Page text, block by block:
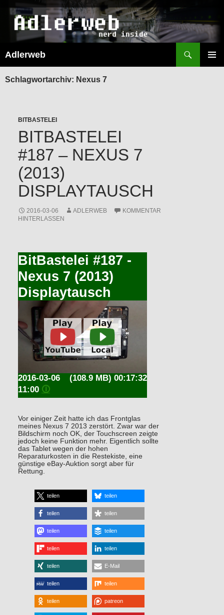
Adlerweb
SPRINGEN
Schlagwortarchiv: Nexus 7
BITBASTELEI
BITBASTELEI
#187 – NEXUS 7
(2013)
DISPLAYTAUSCH
2016-03-06 ADLERWEB
KOMMENTAR
HINTERLASSEN
BitBastelei #187 -
Nexus 7 (2013)
Displaytausch
(108.9 MB) 00:17:32
2016-03-06
11:00 🛈
Vor einiger Zeit hatte ich das Frontglas
meines Nexus 7 2013 zerstört. Zwar war der
Bildschirm noch OK, der Touchscreen zeigte
jedoch keine Funktion mehr. Eigentlich sollte
das Tablet wegen der hohen
Reparaturkosten in die Restekiste, eine
günstige eBay-Auktion sorgt aber für
Rettung.
teilen teilen
teilen teilen
teilen teilen
teilen teilen
teilen E-Mail
teilen teilen
teilen patreon